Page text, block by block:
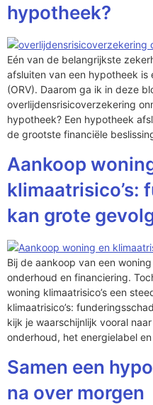
hypotheek?
Eén van de belangrijkste
afsluiten van een hypotheek is
(ORV). Daarom ga ik in deze
overlijdensrisicoverzekering
hypotheek? Een hypotheek
de grootste financiële
Aankoop
klimaatrisico’s:
kan grote
Bij de aankoop van een
onderhoud en financiering.
woning klimaatrisico’s een
klimaatrisico’s:
kijk je waarschijnlijk vooral
onderhoud, het energielabel
Samen een
na over morgen